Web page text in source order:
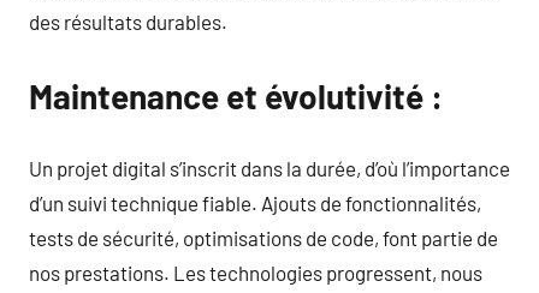
des résultats durables.
Maintenance et évolutivité :
Un projet digital s’inscrit dans la durée, d’où l’importance
d’un suivi technique fiable. Ajouts de fonctionnalités,
tests de sécurité, optimisations de code, font partie de
nos prestations. Les technologies progressent, nous